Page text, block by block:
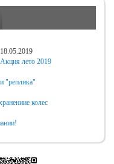
18.05.2019
Акция лето 2019
"реплика"
колес